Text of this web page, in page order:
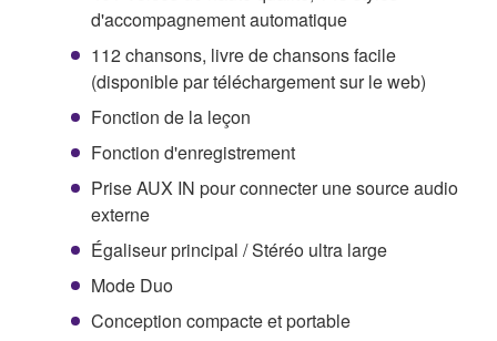
d'accompagnement automatique
112 chansons, livre de chansons facile
(disponible par téléchargement sur le web)
Fonction de la leçon
Fonction d'enregistrement
Prise AUX IN pour connecter une source audio
externe
Égaliseur principal / Stéréo ultra large
Mode Duo
Conception compacte et portable